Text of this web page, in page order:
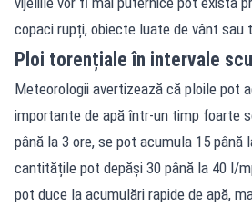
copaci rupți, obiecte luate de vânt sau
Ploi torențiale în intervale
Meteorologii avertizează că ploile pot
importante de apă într-un timp foarte
până la 3 ore, se pot acumula 15 până
cantitățile pot depăși 30 până la 40 l/
pot duce la acumulări rapide de apă,